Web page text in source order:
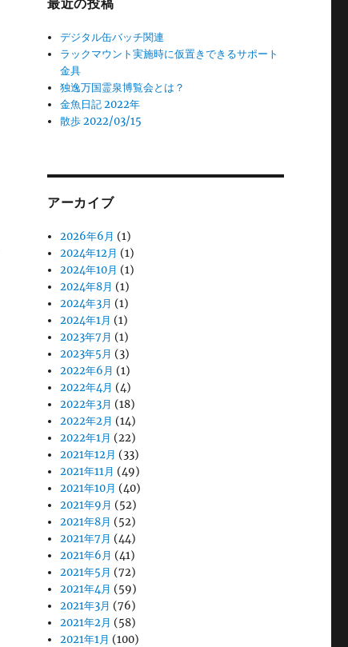
最近の投稿
デジタル缶バッチ関連
ラックマウント実施時に仮置きできるサポート
金具
独逸万国霊泉博覧会とは？
金魚日記 2022年
散歩 2022/03/15
アーカイブ
2026年6月 (1)
2024年12月 (1)
2024年10月 (1)
2024年8月 (1)
2024年3月 (1)
2024年1月 (1)
2023年7月 (1)
2023年5月 (3)
2022年6月 (1)
2022年4月 (4)
2022年3月 (18)
2022年2月 (14)
2022年1月 (22)
2021年12月 (33)
2021年11月 (49)
2021年10月 (40)
2021年9月 (52)
2021年8月 (52)
2021年7月 (44)
2021年6月 (41)
2021年5月 (72)
2021年4月 (59)
2021年3月 (76)
2021年2月 (58)
2021年1月 (100)